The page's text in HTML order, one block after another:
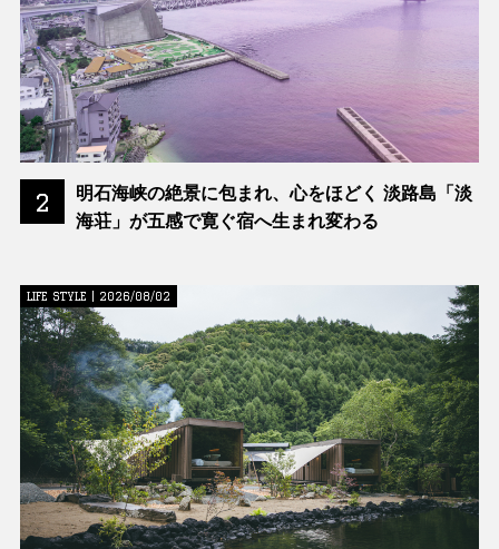
2
明石海峡の絶景に包まれ、心をほどく 淡路島「淡
海荘」が五感で寛ぐ宿へ生まれ変わる
LIFE STYLE | 2026/08/02